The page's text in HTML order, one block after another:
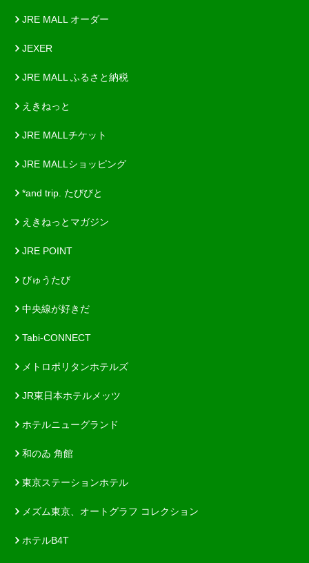
JRE MALL オーダー
JEXER
JRE MALL ふるさと納税
えきねっと
JRE MALLチケット
JRE MALLショッピング
*and trip. たびびと
えきねっとマガジン
JRE POINT
びゅうたび
中央線が好きだ
Tabi-CONNECT
メトロポリタンホテルズ
JR東日本ホテルメッツ
ホテルニューグランド
和のゐ 角館
東京ステーションホテル
メズム東京、オートグラフ コレクション
ホテルB4T